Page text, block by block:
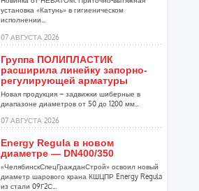
установка «Катунь» в гигиеническом
исполнении...
07 АВГУСТА 2026
Группа ПОЛИПЛАСТИК
расширила линейку запорно-
регулирующей арматуры
Новая продукция – задвижки шиберные в
диапазоне диаметров от 50 до 1200 мм...
07 АВГУСТА 2026
Energy Regula в новом
диаметре — DN400/350
«ЧелябинскСпецГражданСтрой» освоил новый
диаметр шарового крана КШЦПР Energy Regula
из стали 09Г2С...